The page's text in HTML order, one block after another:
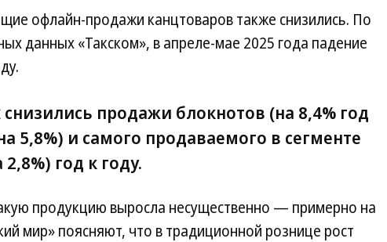
офлайн-продажи канцтоваров также снизились. По
данных «Такском», в апреле-мае 2025 года падение
продажи блокнотов (на 8,4% год
5,8%) и самого продаваемого в сегменте
год к году.
продукцию выросла несущественно — примерно на
мир» поясняют, что в традиционной рознице рост